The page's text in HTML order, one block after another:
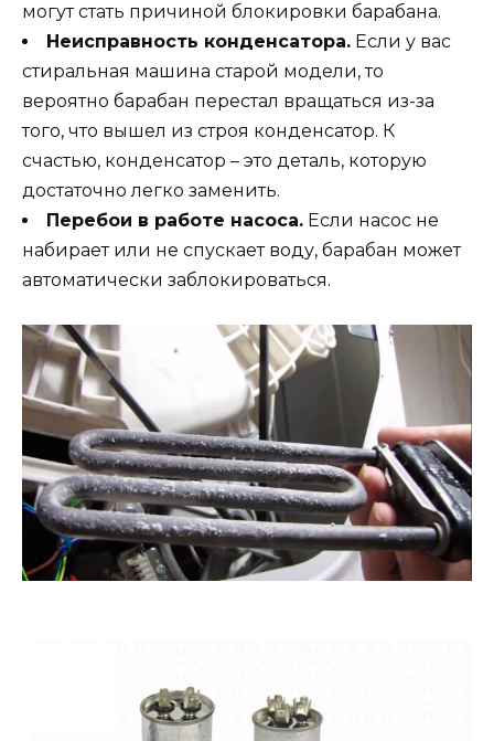
могут стать причиной блокировки барабана.
Неисправность конденсатора. Если у вас
стиральная машина старой модели, то
вероятно барабан перестал вращаться из-за
того, что вышел из строя конденсатор. К
счастью, конденсатор – это деталь, которую
достаточно легко заменить.
Перебои в работе насоса. Если насос не
набирает или не спускает воду, барабан может
автоматически заблокироваться.